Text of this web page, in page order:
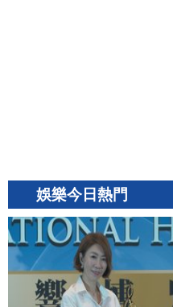
娛樂今日熱門